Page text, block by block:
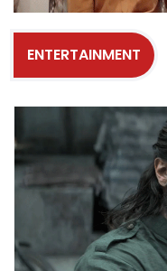
ENTERTAINMENT